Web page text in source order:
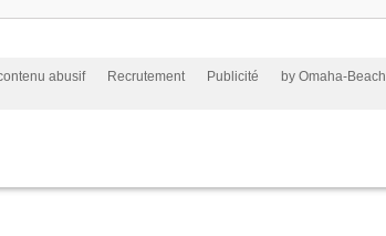
abusif Recrutement Publicité by Omaha-Beach